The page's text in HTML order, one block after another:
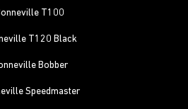
T100
T120 Black
Bobber
Speedmaster